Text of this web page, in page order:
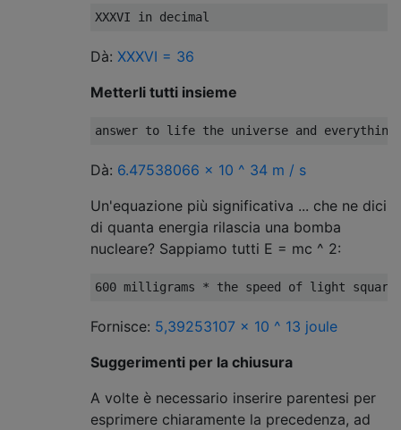
Dà: XXXVI = 36
Metterli tutti insieme
Dà: 6.47538066 × 10 ^ 34 m / s
Un'equazione più significativa ... che ne dici
di quanta energia rilascia una bomba
nucleare? Sappiamo tutti E = mc ^ 2:
Fornisce: 5,39253107 × 10 ^ 13 joule
Suggerimenti per la chiusura
A volte è necessario inserire parentesi per
esprimere chiaramente la precedenza, ad